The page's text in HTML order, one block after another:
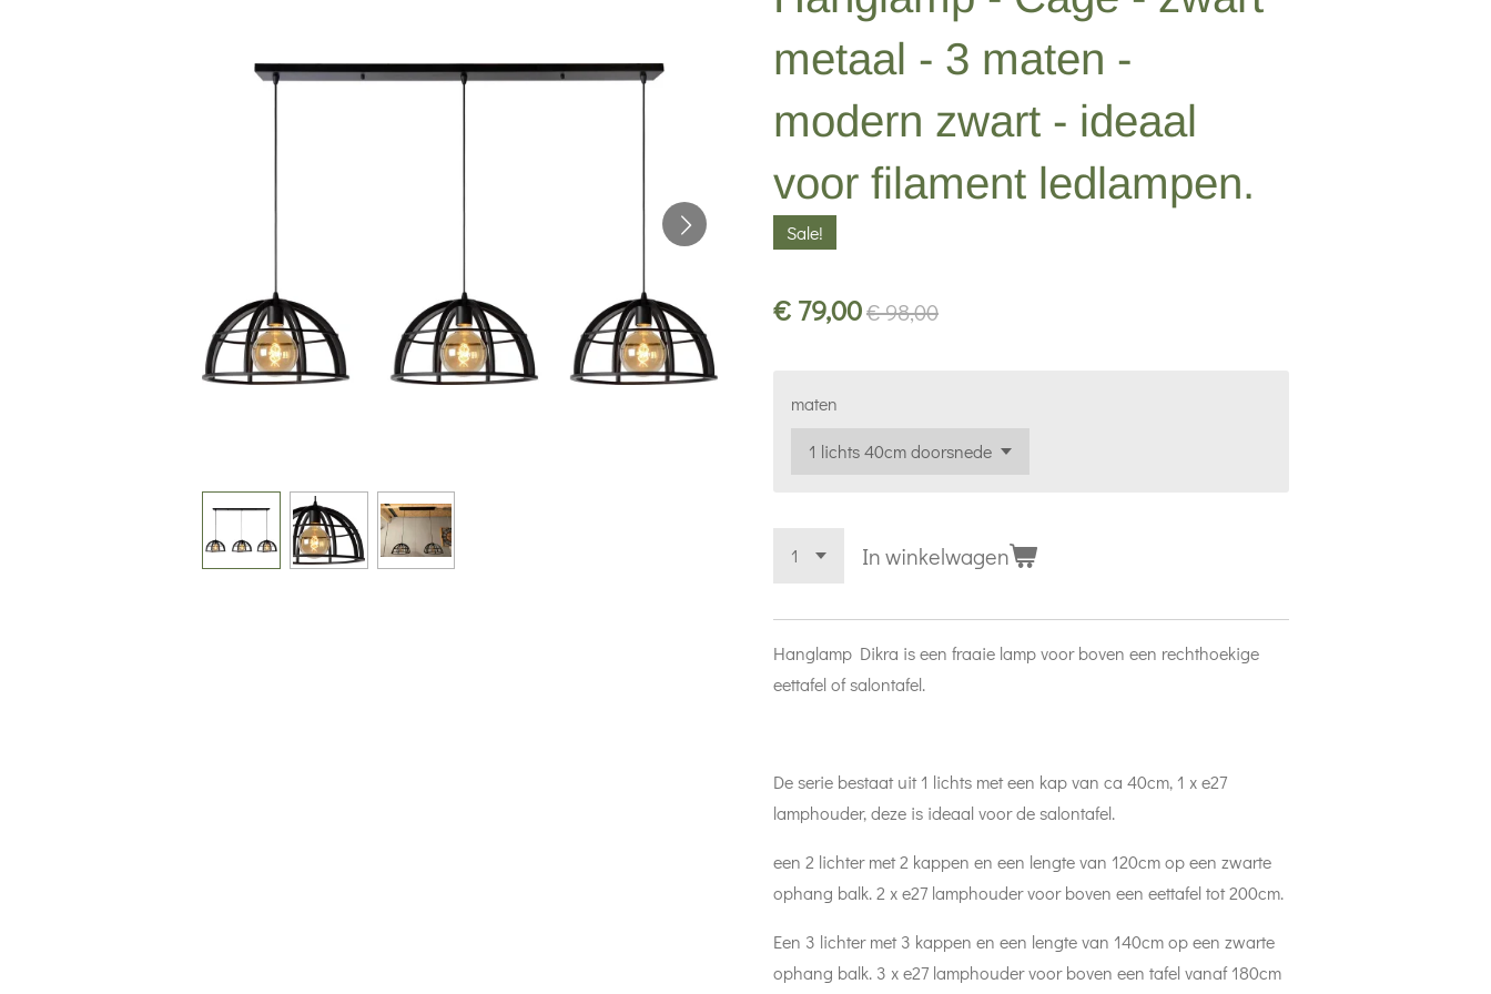
metaal - 3 maten -
modern zwart - ideaal
voor filament ledlampen.
Sale!
€ 79,00€ 98,00
maten
In winkelwagen
Hanglamp Dikra is een fraaie lamp voor boven een rechthoekige
eettafel of salontafel.
De serie bestaat uit 1 lichts met een kap van ca 40cm, 1 x e27
lamphouder, deze is ideaal voor de salontafel.
een 2 lichter met 2 kappen en een lengte van 120cm op een zwarte
ophang balk. 2 x e27 lamphouder voor boven een eettafel tot 200cm.
Een 3 lichter met 3 kappen en een lengte van 140cm op een zwarte
ophang balk. 3 x e27 lamphouder voor boven een tafel vanaf 180cm